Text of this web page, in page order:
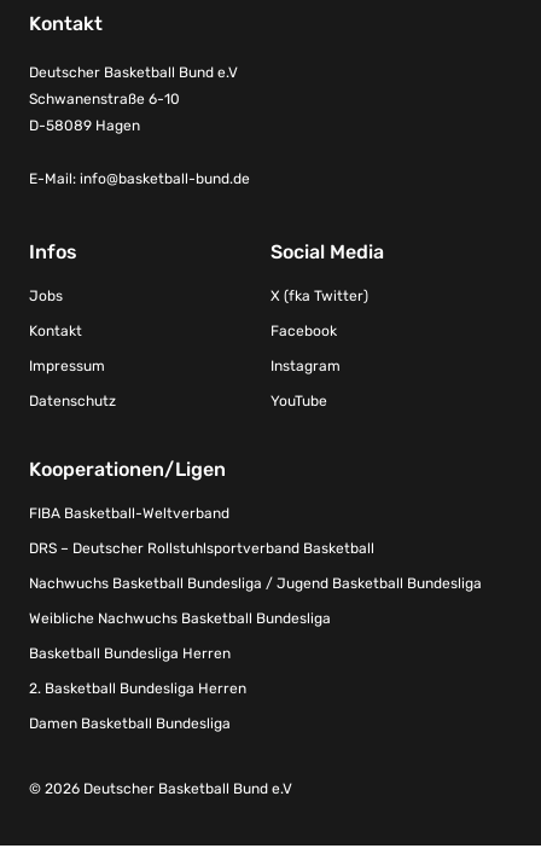
Kontakt
Deutscher Basketball Bund e.V
Schwanenstraße 6-10
D-58089 Hagen
E-Mail: info@basketball-bund.de
Infos
Jobs
Kontakt
Impressum
Datenschutz
Social Media
X (fka Twitter)
Facebook
Instagram
YouTube
Kooperationen/Ligen
FIBA Basketball-Weltverband
DRS – Deutscher Rollstuhlsportverband Basketball
Nachwuchs Basketball Bundesliga / Jugend Basketball Bundesliga
Weibliche Nachwuchs Basketball Bundesliga
Basketball Bundesliga Herren
2. Basketball Bundesliga Herren
Damen Basketball Bundesliga
© 2026 Deutscher Basketball Bund e.V